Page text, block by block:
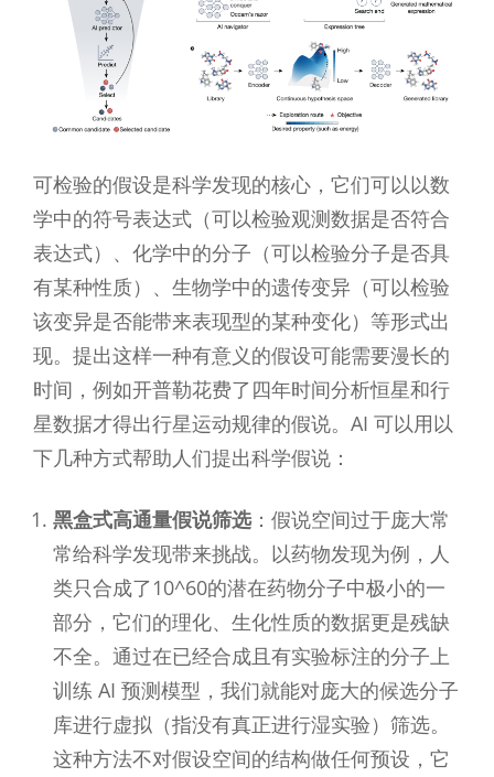
可检验的假设是科学发现的核心，它们可以以数
学中的符号表达式（可以检验观测数据是否符合
表达式）、化学中的分子（可以检验分子是否具
有某种性质）、生物学中的遗传变异（可以检验
该变异是否能带来表现型的某种变化）等形式出
现。提出这样一种有意义的假设可能需要漫长的
时间，例如开普勒花费了四年时间分析恒星和行
星数据才得出行星运动规律的假说。AI 可以用以
下几种方式帮助人们提出科学假说：
黑盒式高通量假说筛选：假说空间过于庞大常
常给科学发现带来挑战。以药物发现为例，人
类只合成了10^60的潜在药物分子中极小的一
部分，它们的理化、生化性质的数据更是残缺
不全。通过在已经合成且有实验标注的分子上
训练 AI 预测模型，我们就能对庞大的候选分子
库进行虚拟（指没有真正进行湿实验）筛选。
这种方法不对假设空间的结构做任何预设，它